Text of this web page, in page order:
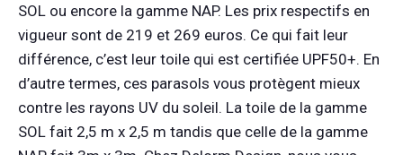
SOL ou encore la gamme NAP. Les prix respectifs en
vigueur sont de 219 et 269 euros. Ce qui fait leur
différence, c’est leur toile qui est certifiée UPF50+. En
d’autre termes, ces parasols vous protègent mieux
contre les rayons UV du soleil. La toile de la gamme
SOL fait 2,5 m x 2,5 m tandis que celle de la gamme